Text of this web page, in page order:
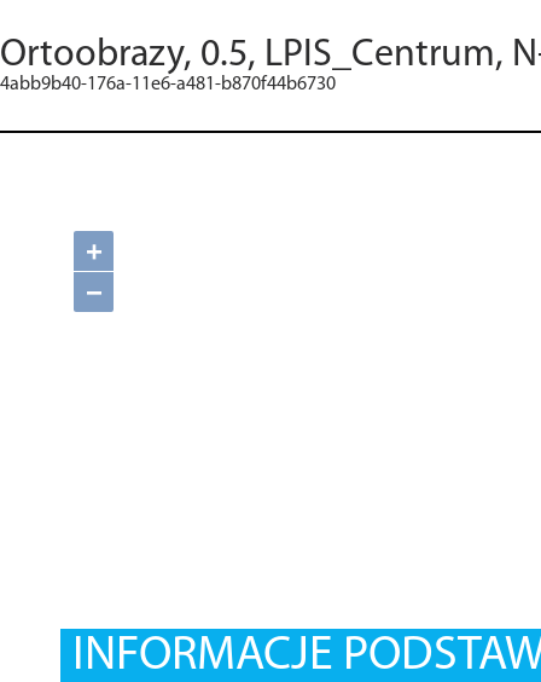
Ortoobrazy, 0.5, LPIS_Centrum,
4abb9b40-176a-11e6-a481-b870f44b6730
+
−
INFORMACJE